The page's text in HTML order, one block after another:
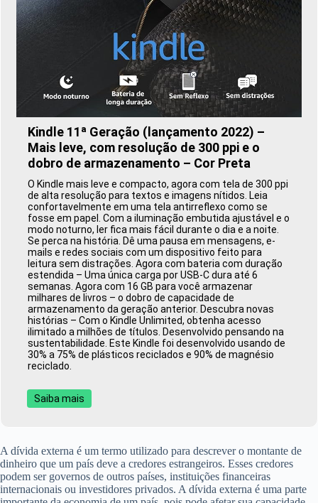
Kindle 11ª Geração (lançamento 2022) –
Mais leve, com resolução de 300 ppi e o
dobro de armazenamento – Cor Preta
O Kindle mais leve e compacto, agora com tela de 300 ppi
de alta resolução para textos e imagens nítidos. Leia
confortavelmente em uma tela antirreflexo como se
fosse em papel. Com a iluminação embutida ajustável e o
modo noturno, ler fica mais fácil durante o dia e a noite.
Se perca na história. Dê uma pausa em mensagens, e-
mails e redes sociais com um dispositivo feito para
leitura sem distrações. Agora com bateria com duração
estendida – Uma única carga por USB-C dura até 6
semanas. Agora com 16 GB para você armazenar
milhares de livros – o dobro de capacidade de
armazenamento da geração anterior. Descubra novas
histórias – Com o Kindle Unlimited, obtenha acesso
ilimitado a milhões de títulos. Desenvolvido pensando na
sustentabilidade. Este Kindle foi desenvolvido usando de
30% a 75% de plásticos reciclados e 90% de magnésio
reciclado.
Saiba mais
A dívida externa é um termo utilizado para descrever o montante de
dinheiro que um país deve a credores estrangeiros. Esses credores
podem ser governos de outros países, instituições financeiras
internacionais ou investidores privados. A dívida externa é uma parte